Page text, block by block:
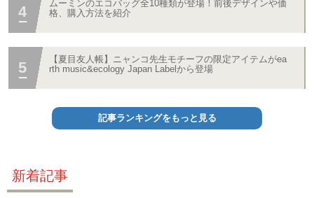
ムーミンのエコバッグ全10種類が登場！前後デザインや価
格、購入方法を紹介
【夏目友人帳】ニャンコ先生モチーフの限定アイテムがea
rth music&ecology Japan Labelから登場
記事ランキングをもっと見る
新着記事